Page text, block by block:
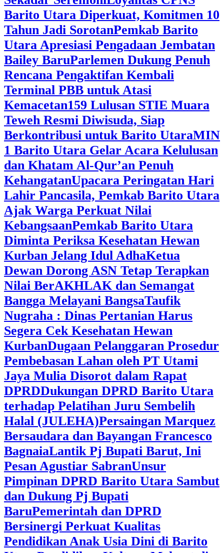
Barito Utara Diperkuat, Komitmen 10
Tahun Jadi SorotanPemkab Barito
Utara Apresiasi Pengadaan Jembatan
Bailey BaruParlemen Dukung Penuh
Rencana Pengaktifan Kembali
Terminal PBB untuk Atasi
Kemacetan159 Lulusan STIE Muara
Teweh Resmi Diwisuda, Siap
Berkontribusi untuk Barito UtaraMIN
1 Barito Utara Gelar Acara Kelulusan
dan Khatam Al-Qur’an Penuh
KehangatanUpacara Peringatan Hari
Lahir Pancasila, Pemkab Barito Utara
Ajak Warga Perkuat Nilai
KebangsaanPemkab Barito Utara
Diminta Periksa Kesehatan Hewan
Kurban Jelang Idul AdhaKetua
Dewan Dorong ASN Tetap Terapkan
Nilai BerAKHLAK dan Semangat
Bangga Melayani BangsaTaufik
Nugraha : Dinas Pertanian Harus
Segera Cek Kesehatan Hewan
KurbanDugaan Pelanggaran Prosedur
Pembebasan Lahan oleh PT Utami
Jaya Mulia Disorot dalam Rapat
DPRDDukungan DPRD Barito Utara
terhadap Pelatihan Juru Sembelih
Halal (JULEHA)Persaingan Marquez
Bersaudara dan Bayangan Francesco
BagnaiaLantik Pj Bupati Barut, Ini
Pesan Agustiar SabranUnsur
Pimpinan DPRD Barito Utara Sambut
dan Dukung Pj Bupati
BaruPemerintah dan DPRD
Bersinergi Perkuat Kualitas
Pendidikan Anak Usia Dini di Barito